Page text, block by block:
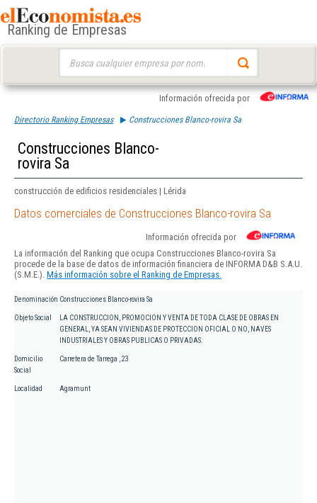
Ranking de Empresas
Información ofrecida por
Directorio Ranking Empresas Construcciones Blanco-rovira Sa
Construcciones Blanco-
rovira Sa
construcción de edificios residenciales | Lérida
Datos comerciales de Construcciones Blanco-rovira Sa
Información ofrecida por
La información del Ranking que ocupa Construcciones Blanco-rovira Sa
procede de la base de datos de información financiera de INFORMA D&B S.A.U.
(S.M.E.). Más información sobre el Ranking de Empresas.
Denominación Construcciones Blanco-rovira Sa
Objeto Social
LA CONSTRUCCION, PROMOCION Y VENTA DE TODA CLASE DE OBRAS EN
GENERAL, YA SEAN VIVIENDAS DE PROTECCION OFICIAL O NO, NAVES
INDUSTRIALES Y OBRAS PUBLICAS O PRIVADAS.
Domicilio
Social
Carretera de Tarrega , 23
Localidad Agramunt